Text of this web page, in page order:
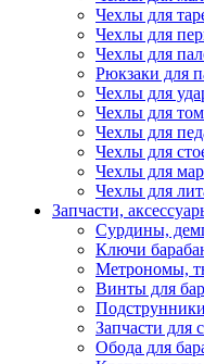
Чехлы для
Чехлы для
Чехлы для
Рюкзаки для
Чехлы для
Чехлы для
Чехлы для
Чехлы для
Чехлы для
Чехлы для
Запчасти,
Сурдины,
Ключи
Метрономы,
Винты для
Запчасти для
Обода для